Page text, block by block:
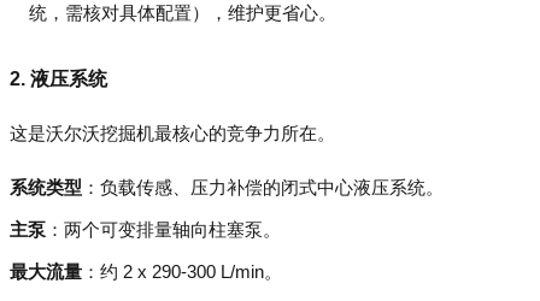
统，需核对具体配置），维护更省心。
2. 液压系统
这是沃尔沃挖掘机最核心的竞争力所在。
系统类型 ：负载传感、压力补偿的闭式中心液压系统。
主泵 ：两个可变排量轴向柱塞泵。
最大流量 ：约 2 x 290-300 L/min。